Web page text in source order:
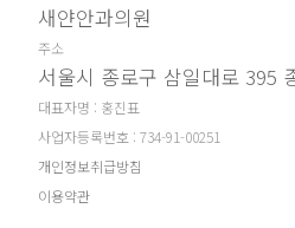
새얀안과의원
주소
서울시 종로구 삼일대로 395
대표자명 : 홍진표
사업자등록번호 : 734-91-00251
개인정보취급방침
이용약관